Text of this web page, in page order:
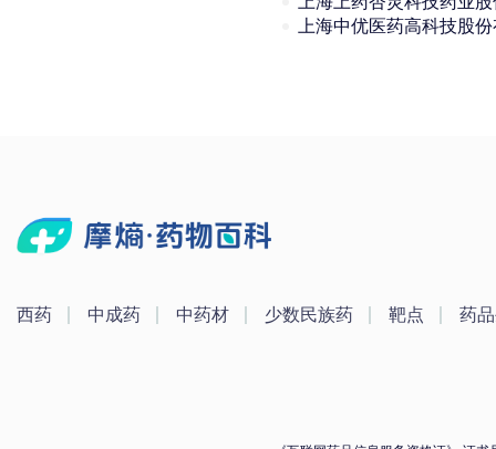
西药 中成药 中药材 少数民族药 靶点 药